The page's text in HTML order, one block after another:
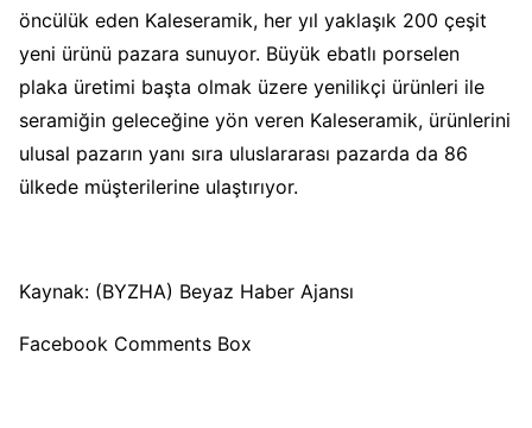
öncülük eden Kaleseramik, her yıl yaklaşık 200 çeşit
yeni ürünü pazara sunuyor. Büyük ebatlı porselen
plaka üretimi başta olmak üzere yenilikçi ürünleri ile
seramiğin geleceğine yön veren Kaleseramik, ürünlerini
ulusal pazarın yanı sıra uluslararası pazarda da 86
ülkede müşterilerine ulaştırıyor.
Kaynak: (BYZHA) Beyaz Haber Ajansı
Facebook Comments Box